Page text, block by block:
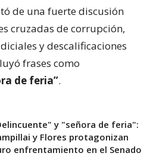
de una fuerte discusión
cruzadas de corrupción,
y descalificaciones
frases como
de feria”.
y "señora de feria":
y Flores protagonizan
enfrentamiento en el Senado